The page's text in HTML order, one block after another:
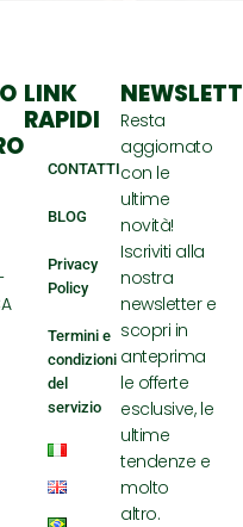
LINK
RAPIDI
CONTATTI
BLOG
Privacy
Policy
Termini e
condizioni
del
servizio
Resta
aggiornato
con le
ultime
novità!
Iscriviti alla
nostra
newsletter e
scopri in
anteprima
le offerte
esclusive, le
ultime
tendenze e
molto
altro.